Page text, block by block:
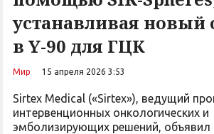
устанавливая новый
в Y-90 для ГЦК
Мир 15 апреля 2026 3:53
Sirtex Medical («Sirtex»), ведущий
интервенционных онкологических и
эмболизирующих решений, объявил